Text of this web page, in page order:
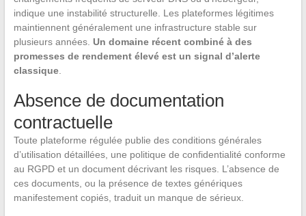
indique une instabilité structurelle. Les plateformes légitimes
maintiennent généralement une infrastructure stable sur
plusieurs années. Un domaine récent combiné à des
promesses de rendement élevé est un signal d’alerte
classique.
Absence de documentation
contractuelle
Toute plateforme régulée publie des conditions générales
d’utilisation détaillées, une politique de confidentialité conforme
au RGPD et un document décrivant les risques. L’absence de
ces documents, ou la présence de textes génériques
manifestement copiés, traduit un manque de sérieux.